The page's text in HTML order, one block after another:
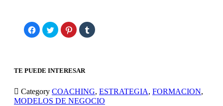
Haz
clic
para
abre
en
ventana
nueva)
Haz
clic
para
abre
en
ventana
nueva)
Haz
clic
para
abre
en
ventana
nueva)
Haz
clic
ventana
nueva)
TE PUEDE INTERESAR
 Category COACHING, ESTRATEGIA, FORMACION,
MODELOS DE NEGOCIO